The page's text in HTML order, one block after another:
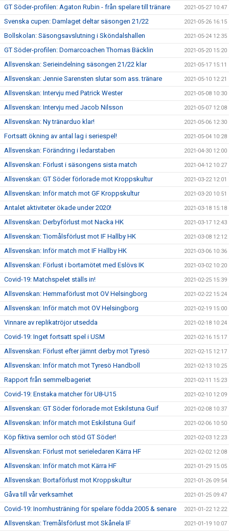
GT Söder-profilen: Agaton Rubin - från spelare till tränare 2021-05-27 10:47
Svenska cupen: Damlaget deltar säsongen 21/22 2021-05-26 16:15
Bollskolan: Säsongsavslutning i Sköndalshallen 2021-05-24 12:35
GT Söder-profilen: Domarcoachen Thomas Bäcklin 2021-05-20 15:20
Allsvenskan: Serieindelning säsongen 21/22 klar 2021-05-17 15:11
Allsvenskan: Jennie Sarensten slutar som ass. tränare 2021-05-10 12:21
Allsvenskan: Intervju med Patrick Wester 2021-05-08 10:30
Allsvenskan: Intervju med Jacob Nilsson 2021-05-07 12:08
Allsvenskan: Ny tränarduo klar! 2021-05-06 12:30
Fortsatt ökning av antal lag i seriespel! 2021-05-04 10:28
Allsvenskan: Förändring i ledarstaben 2021-04-30 12:00
Allsvenskan: Förlust i säsongens sista match 2021-04-12 10:27
Allsvenskan: GT Söder förlorade mot Kroppskultur 2021-03-22 12:01
Allsvenskan: Inför match mot GF Kroppskultur 2021-03-20 10:51
Antalet aktiviteter ökade under 2020! 2021-03-18 15:18
Allsvenskan: Derbyförlust mot Nacka HK 2021-03-17 12:43
Allsvenskan: Tiomålsförlust mot IF Hallby HK 2021-03-08 12:12
Allsvenskan: Inför match mot IF Hallby HK 2021-03-06 10:36
Allsvenskan: Förlust i bortamötet med Eslövs IK 2021-03-02 10:20
Covid-19: Matchspelet ställs in! 2021-02-25 15:39
Allsvenskan: Hemmaförlust mot OV Helsingborg 2021-02-22 15:24
Allsvenskan: Inför match mot OV Helsingborg 2021-02-19 15:00
Vinnare av replikatröjor utsedda 2021-02-18 10:24
Covid-19: Inget fortsatt spel i USM 2021-02-16 15:17
Allsvenskan: Förlust efter jämnt derby mot Tyresö 2021-02-15 12:17
Allsvenskan: Inför match mot Tyresö Handboll 2021-02-13 10:25
Rapport från semmelbageriet 2021-02-11 15:23
Covid-19: Enstaka matcher för U8-U15 2021-02-10 12:09
Allsvenskan: GT Söder förlorade mot Eskilstuna Guif 2021-02-08 10:37
Allsvenskan: Inför match mot Eskilstuna Guif 2021-02-06 10:50
Köp fiktiva semlor och stöd GT Söder! 2021-02-03 12:23
Allsvenskan: Förlust mot serieledaren Kärra HF 2021-02-02 12:08
Allsvenskan: Inför match mot Kärra HF 2021-01-29 15:05
Allsvenskan: Bortaförlust mot Kroppskultur 2021-01-26 09:54
Gåva till vår verksamhet 2021-01-25 09:47
Covid-19: Inomhusträning för spelare födda 2005 & senare 2021-01-22 12:22
Allsvenskan: Tremålsförlust mot Skånela IF 2021-01-19 10:07